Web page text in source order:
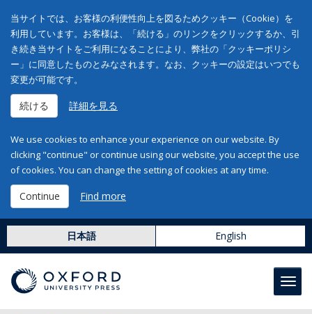
当サイトでは、お客様の利便性向上を図るためクッキー（Cookie）を
利用しています。お客様は、「続ける」のリンクをクリックするか、引
き続き当サイトをご利用になることにより、弊社の「クッキーポリシ
ー」に同意したものとみなされます。なお、クッキーの設定はいつでも
変更が可能です。
続ける 詳細を見る
We use cookies to enhance your experience on our website. By
clicking "continue" or continue using our website, you accept the use
of cookies. You can change the setting of cookies at any time.
Continue Find more
日本語 English